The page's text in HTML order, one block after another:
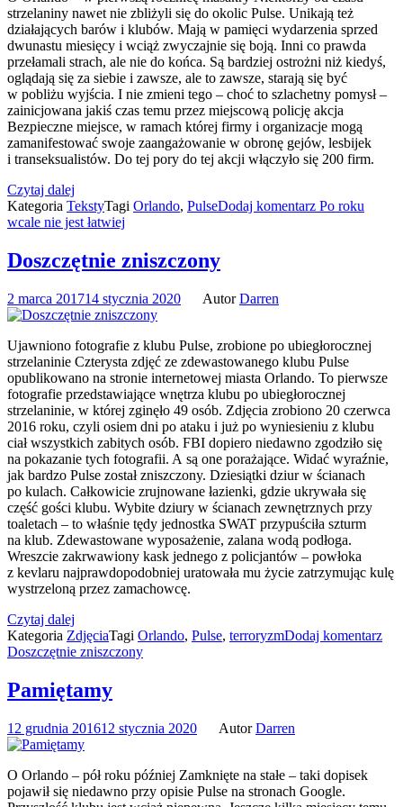
strzelaniny nawet nie zbliżyli się do okolic Pulse. Unikają też
działających barów i klubów. Mają w pamięci wydarzenia sprzed
dwunastu miesięcy i wciąż zwyczajnie się boją. Inni co prawda
przełamali strach, ale nie do końca. Są bardziej ostrożni niż kiedyś,
oglądają się za siebie i zawsze, ale to zawsze, starają się być
w pobliżu wyjścia. I nie zmieni tego – choć to szlachetny pomysł –
zainicjowana jakiś czas temu przez miejscową policję akcja
Bezpieczne miejsce, w ramach której firmy i organizacje mogą
zamanifestować swoje zaangażowanie w obronę gejów, lesbijek
i transeksualistów. Do tej pory do tej akcji włączyło się 200 firm.
Czytaj dalej
Kategoria TekstyTagi Orlando, PulseDodaj komentarz Po roku
wcale nie jest łatwiej
Doszczętnie zniszczony
2 marca 201714 stycznia 2020 AutorDarren
Ujawniono fotografie z klubu Pulse, zrobione po ubiegłorocznej
strzelaninie Czterysta zdjęć ze zdewastowanego klubu Pulse
opublikowano na stronie internetowej miasta Orlando. To pierwsze
fotografie przedstawiające wnętrza klubu po ubiegłorocznej
strzelaninie, w której zginęło 49 osób. Zdjęcia zrobiono 20 czerwca
2016 roku, czyli osiem dni po ataku i już po wyniesieniu z klubu
ciał wszystkich zabitych osób. FBI dopiero niedawno zgodziło się
na pokazanie tych fotografii. A są one porażające. Widać wyraźnie,
jak bardzo Pulse został zniszczony. Dziesiątki dziur w ścianach
po kulach. Całkowicie zrujnowane łazienki, gdzie ukrywała się
część gości klubu. Wybite dziury w ścianach zewnętrznych przy
toaletach – to właśnie tędy jednostka SWAT przypuściła szturm
na klub. Zdewastowane wyposażenie, zalana wodą podłoga.
Wreszcie zakrwawiony kask jednego z policjantów – powłoka
z kevlaru najprawdopodobniej uratowała mu życie zatrzymując kulę
wystrzeloną przez zamachowcę.
Czytaj dalej
Kategoria ZdjęciaTagi Orlando, Pulse, terroryzmDodaj komentarz
Doszczętnie zniszczony
Pamiętamy
12 grudnia 201612 stycznia 2020 AutorDarren
O Orlando – pół roku później Zamknięte na stałe – taki dopisek
pojawił się niedawno przy opisie Pulse na stronach Google.